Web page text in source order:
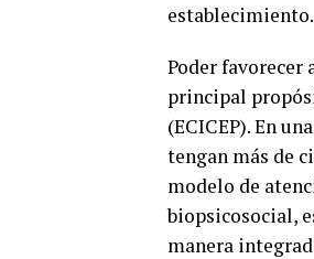
establecimiento.
Poder
principal
(ECICEP). En
tengan más de
modelo de
biopsicosocial,
manera